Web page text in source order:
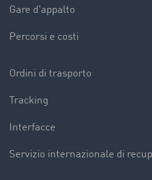
Gare d'appalto
Percorsi e costi
Ordini di trasporto
Tracking
Interfacce
Servizio internazionale di